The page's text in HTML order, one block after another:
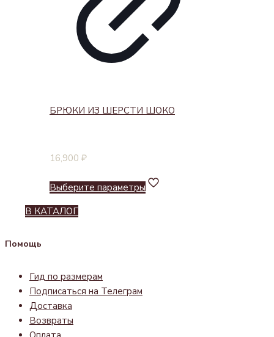
БРЮКИ ИЗ ШЕРСТИ ШОКО
16,900 ₽
Выберите параметры
В КАТАЛОГ
Помощь
Гид по размерам
Подписаться на Телеграм
Доставка
Возвраты